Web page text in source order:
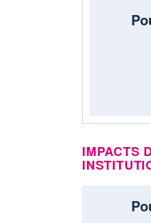
IMPACTS